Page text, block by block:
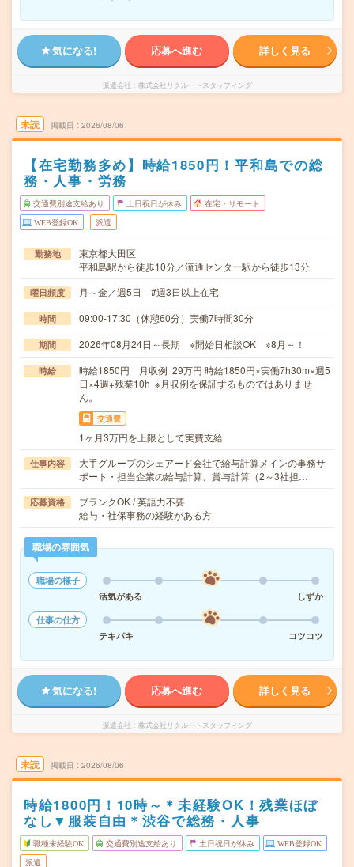
気になる! 応募へ進む 詳しく見る
派遣会社 株式会社リクルートスタッフィング
未読 掲載日 2026/08/06
【在宅勤務多め】時給1850円！平和島での総
務・人事・労務
交通費別途支給あり 土日祝日が休み 在宅・リモート
WEB登録OK 派遣
勤務地
東京都大田区
平和島駅から徒歩10分／流通センター駅から徒歩13分
曜日頻度 月～金／週5日 #週3日以上在宅
時間 09:00-17:30（休憩60分）実働7時間30分
期間 2026年08月24日～長期 ※開始日相談OK ※8月～！
時給
時給1850円 月収例 29万円 時給1850円×実働7h30m×週5
日×4週+残業10h ※月収例を保証するものではありませ
ん。
交通費
1ヶ月3万円を上限として実費支給
仕事内容
大手グループのシェアード会社で給与計算メインの事務サ
ポート・担当企業の給与計算、賞与計算（2～3社担…
応募資格
ブランクOK / 英語力不要
給与・社保事務の経験がある方
職場の雰囲気
職場の様子
活気がある
しずか
仕事の仕方
テキパキ
コツコツ
気になる! 応募へ進む 詳しく見る
派遣会社 株式会社リクルートスタッフィング
未読 掲載日 2026/08/06
時給1800円！10時～＊未経験OK！残業ほぼ
なし▼服装自由＊渋谷で総務・人事
職種未経験OK 交通費別途支給あり 土日祝日が休み WEB登録OK
派遣